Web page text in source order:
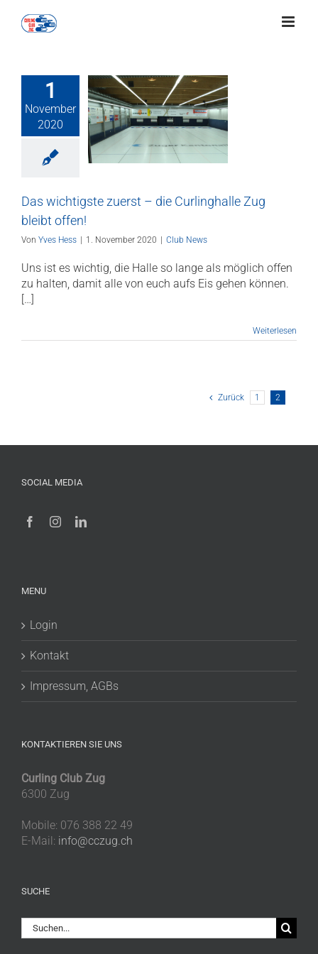
Inhalt
1
November
2020
zuerst
Zug
Das wichtigste zuerst – die Curlinghalle Zug
bleibt offen!
Von Yves Hess 1. November 2020 Club News
Uns ist es wichtig, die Halle so lange als möglich offen
zu halten, damit alle von euch aufs Eis gehen können.
[…]
Weiterlesen
Zurück 1 2
SOCIAL MEDIA
MENU
Login
Kontakt
Impressum, AGBs
KONTAKTIEREN SIE UNS
Curling Club Zug
6300 Zug
Mobile: 076 388 22 49
E-Mail: info@cczug.ch
SUCHE
Suche
nach: